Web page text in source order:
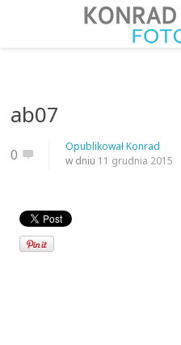
ab07
0 OpublikowałKonrad
w dniu 11 grudnia 2015